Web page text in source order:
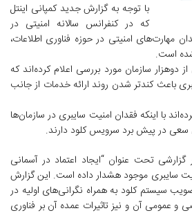
با توجه به گزارش جدید کمپانی اینتل
که در کنفرانس سالانه امنیتی در
مهارت‌های امنیتی در حوزه فناوری اطلاعات،
است.
۴۹% از بیش از دوهزار سازمان مورد بررسی اعلام کرده‌اند که
باعث کندتر شدن روند ارائه خدمات از جانب
کرده‌اند با اینکه فقدان امنیت سایبری در سازمان‌ها
سعی در پیش برد سرویس کلود دارند.
گزارشی تحت عنوان “ایجاد اعتماد در آسمانی
سایبری موجود هشدار داده است. این گزارش
سیستم کلود به همراه نگرانی‌های اولیه در
آن و نیز تاثیرات عمده آن بر فناوری